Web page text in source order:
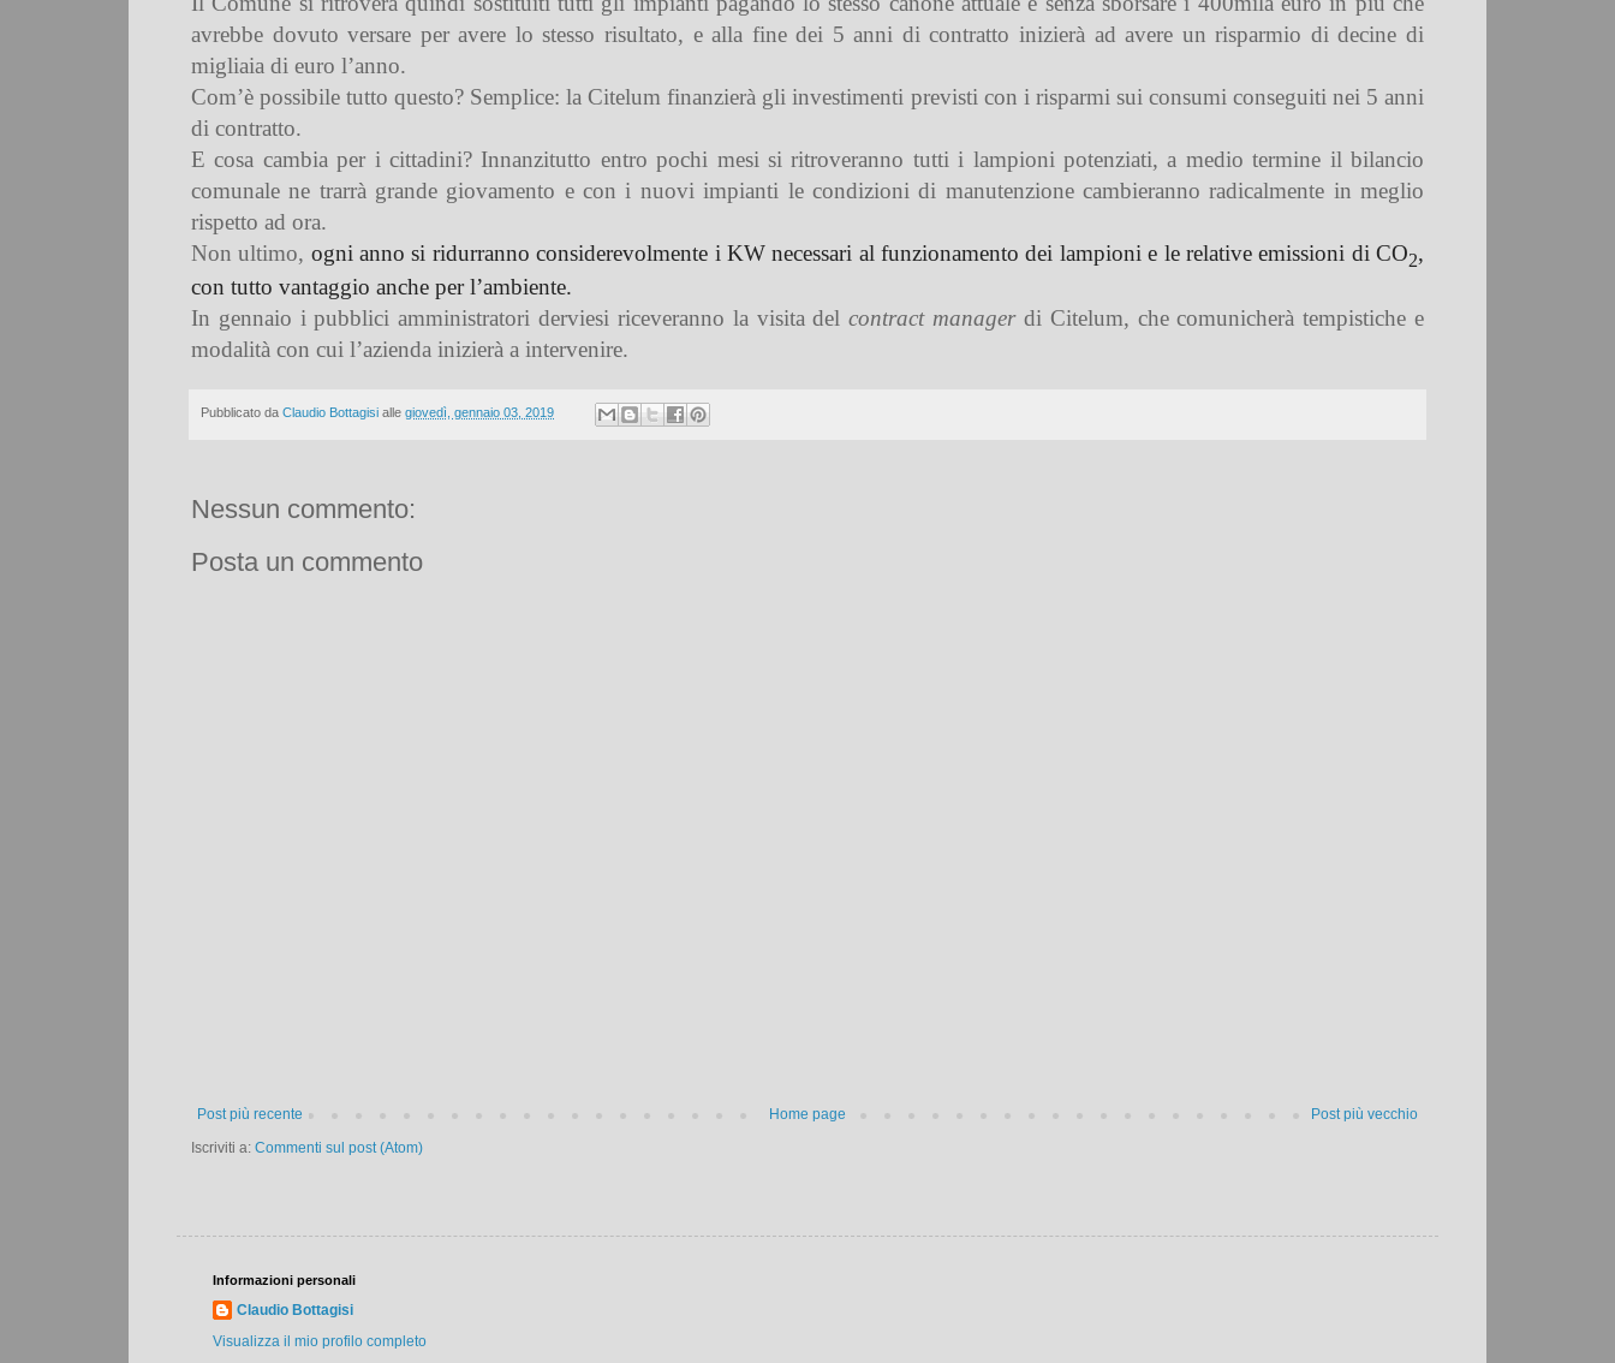
avrebbe dovuto versare per avere lo stesso risultato, e alla fine dei 5 anni di contratto inizierà ad avere un risparmio di decine di
migliaia di euro l’anno.
Com’è possibile tutto questo? Semplice: la Citelum finanzierà gli investimenti previsti con i risparmi sui consumi conseguiti nei 5 anni
di contratto.
E cosa cambia per i cittadini? Innanzitutto entro pochi mesi si ritroveranno tutti i lampioni potenziati, a medio termine il bilancio
comunale ne trarrà grande giovamento e con i nuovi impianti le condizioni di manutenzione cambieranno radicalmente in meglio
rispetto ad ora.
Non ultimo, ogni anno si ridurranno considerevolmente i KW necessari al funzionamento dei lampioni e le relative emissioni di CO2,
con tutto vantaggio anche per l’ambiente.
In gennaio i pubblici amministratori derviesi riceveranno la visita delcontract managerdi Citelum, che comunicherà tempistiche e
modalità con cui l’azienda inizierà a intervenire.
Pubblicato da Claudio Bottagisi alle giovedì, gennaio 03, 2019
Nessun commento:
Posta un commento
Post più recente Post più vecchio
Home page
Iscriviti a: Commenti sul post (Atom)
Informazioni personali
Claudio Bottagisi
Visualizza il mio profilo completo